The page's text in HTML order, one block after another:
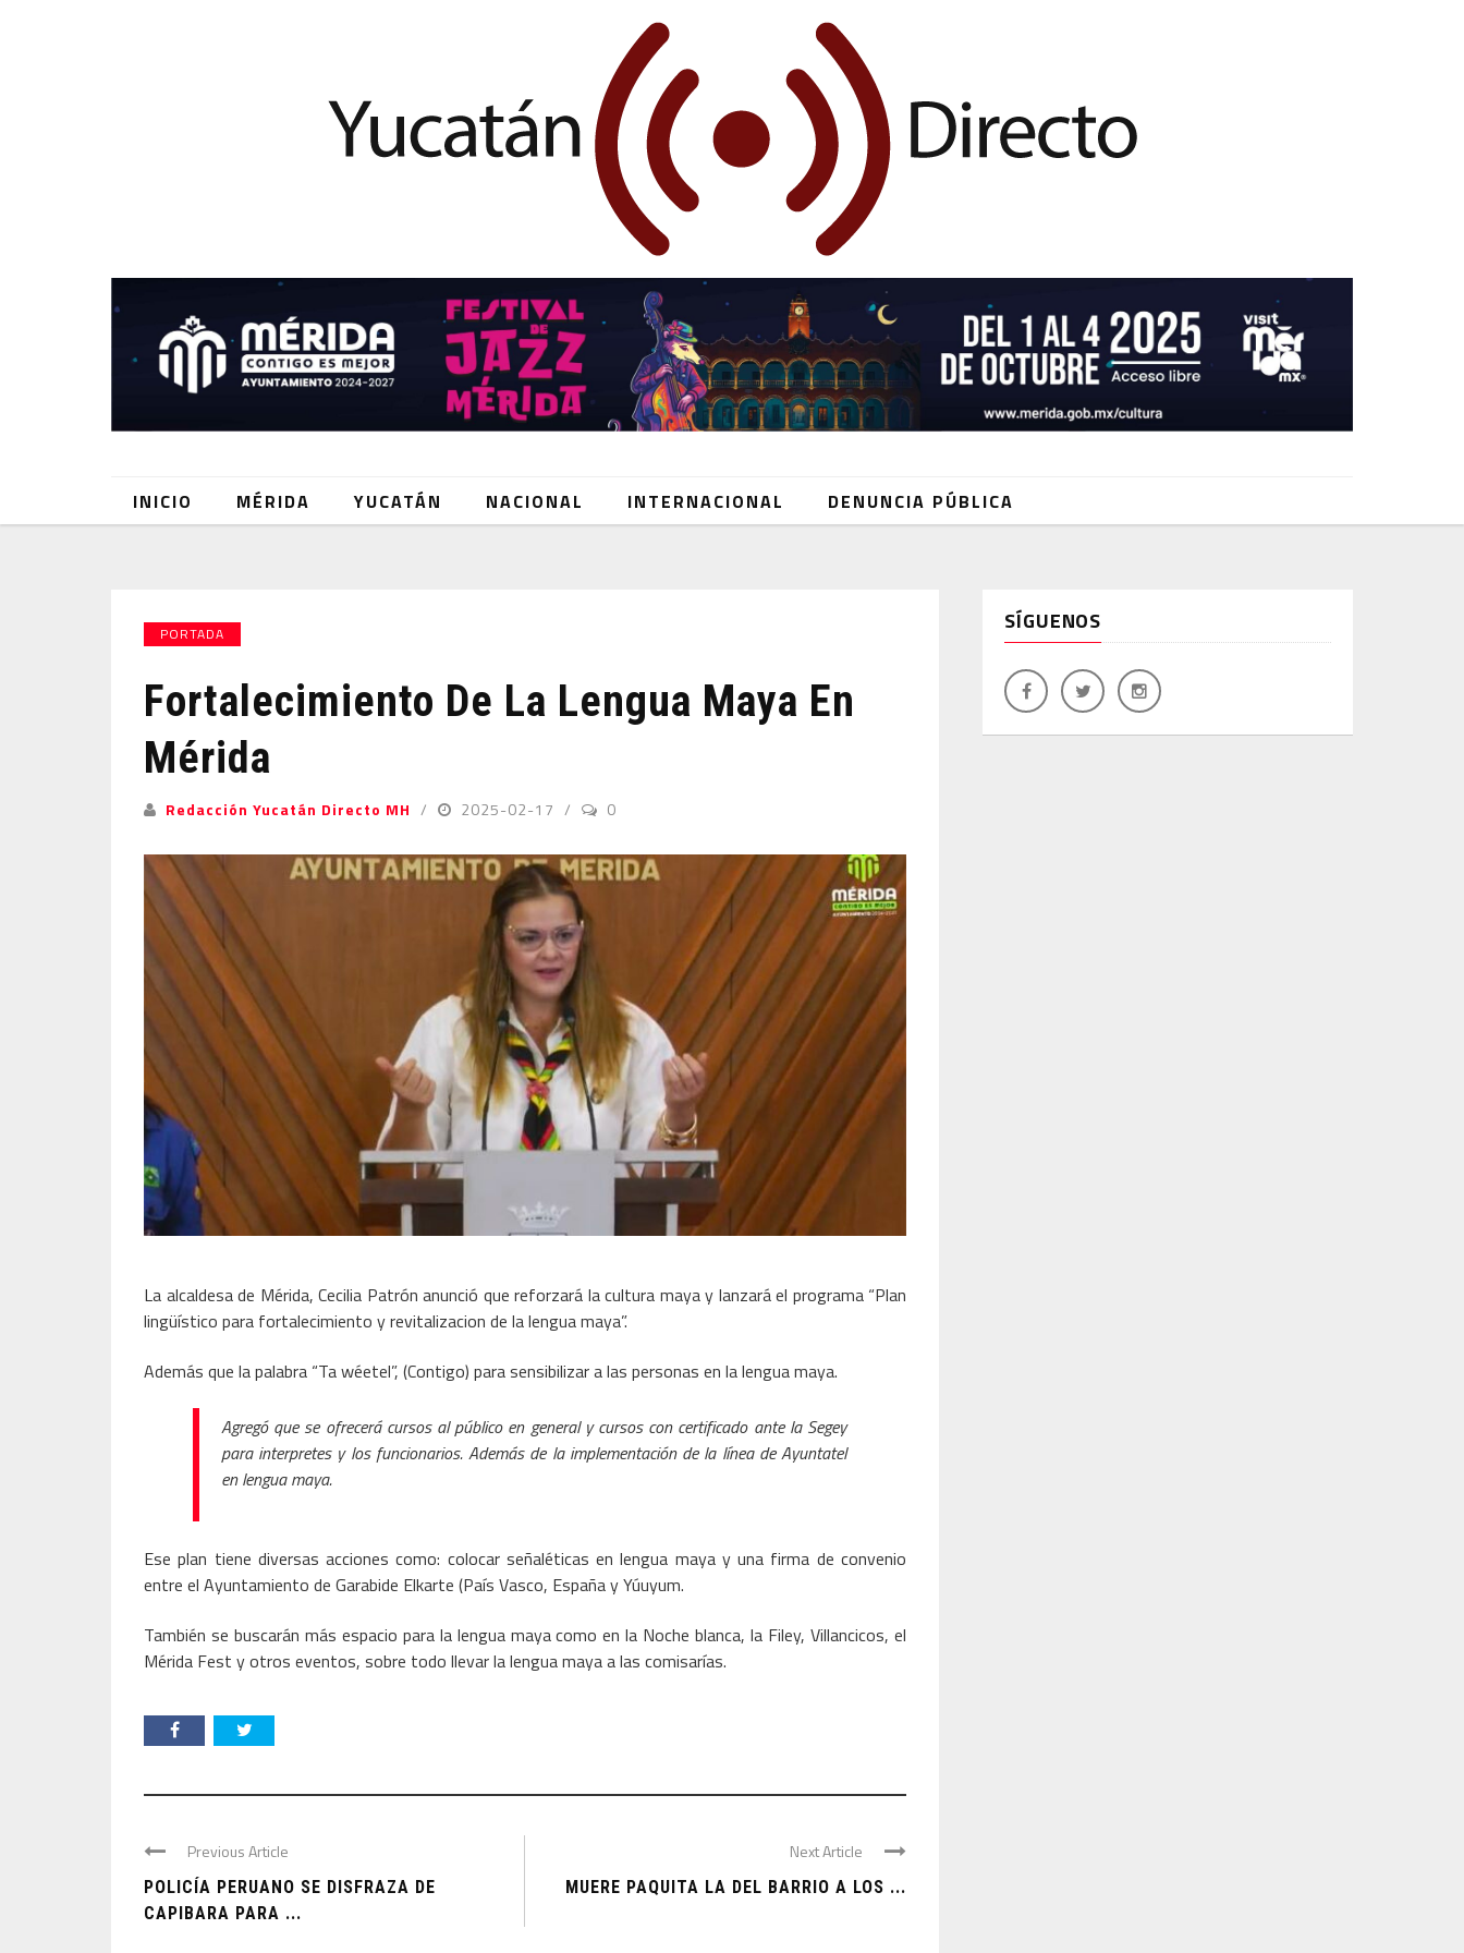
INICIO MÉRIDA YUCATÁN NACIONAL INTERNACIONAL DENUNCIA PÚBLICA
PORTADA
Fortalecimiento De La Lengua Maya En
Mérida
Redacción Yucatán Directo MH 2025-02-17 0
La alcaldesa de Mérida, Cecilia Patrón anunció que reforzará la cultura maya y lanzará el programa “Plan
lingüístico para fortalecimiento y revitalizacion de la lengua maya”.
Además que la palabra “Ta wéetel”, (Contigo) para sensibilizar a las personas en la lengua maya.
Agregó que se ofrecerá cursos al público en general y cursos con certificado ante la Segey
para interpretes y los funcionarios. Además de la implementación de la línea de Ayuntatel
en lengua maya.
Ese plan tiene diversas acciones como: colocar señaléticas en lengua maya y una firma de convenio
entre el Ayuntamiento de Garabide Elkarte (País Vasco, España y Yúuyum.
También se buscarán más espacio para la lengua maya como en la Noche blanca, la Filey, Villancicos, el
Mérida Fest y otros eventos, sobre todo llevar la lengua maya a las comisarías.
Previous Article
POLICÍA PERUANO SE DISFRAZA DE
CAPIBARA PARA ...
Next Article
MUERE PAQUITA LA DEL BARRIO A LOS ...
SÍGUENOS